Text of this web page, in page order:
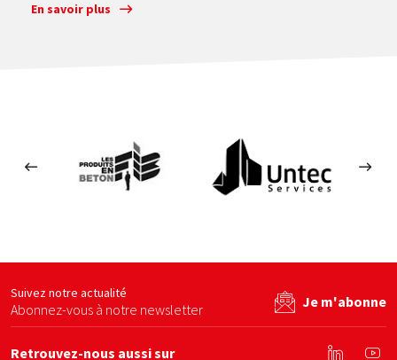
En savoir plus
Suivez notre actualité
Abonnez-vous à notre newsletter Je m'abonne
Retrouvez-nous aussi sur